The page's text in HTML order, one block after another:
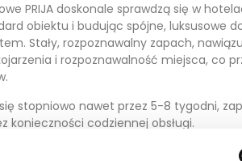
PRIJA doskonale sprawdzą się w
obiektu i budując spójne, luksusowe
Stały, rozpoznawalny zapach,
i rozpoznawalność miejsca, co
stopniowo nawet przez 5-8 tygodni,
konieczności codziennej obsługi.
PRIJA składa się z pięknego